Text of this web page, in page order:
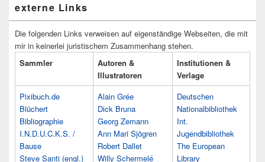
externe Links
Die folgenden Links verweisen auf eigenständige Webseiten, die mit
mir in keinerlei juristischem Zusammenhang stehen.
Sammler
Autoren &
Illustratoren
Institutionen &
Verlage
Pixibuch.de
Blüchert
Bibliographie
I.N.D.U.C.K.S. /
Bause
Steve Santi (engl.)
Alain Grée
Dick Bruna
Georg Zemann
Ann Mari Sjögren
Robert Dallet
Willy Schermelé
Deutschen
Nationalbibliothek
Int.
Jugendbibliothek
The European
Library